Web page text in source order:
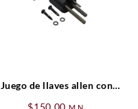
Juego de llaves allen con
$150.00 M.N.